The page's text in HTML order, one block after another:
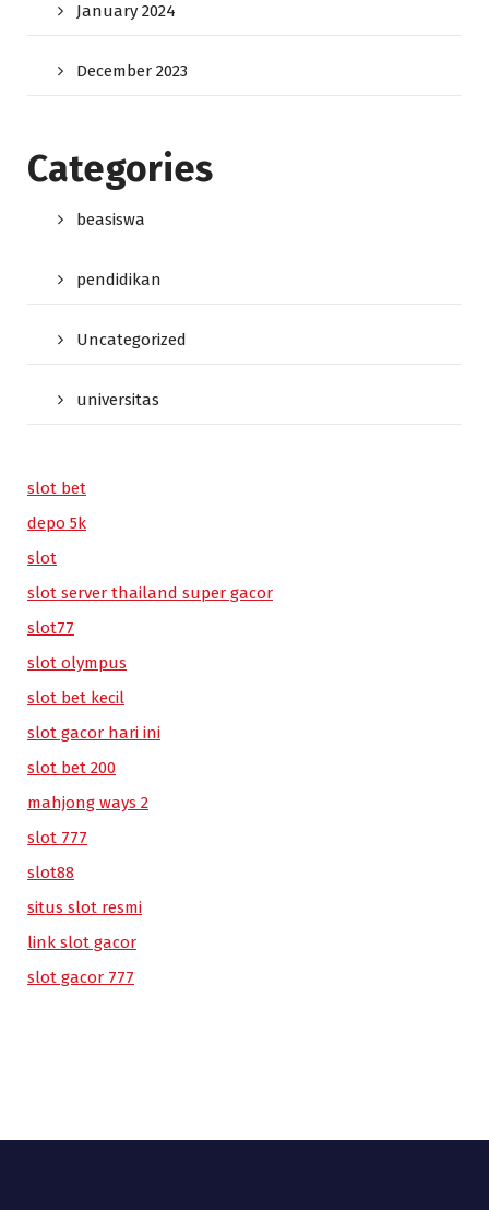
January 2024
December 2023
Categories
beasiswa
pendidikan
Uncategorized
universitas
slot bet
depo 5k
slot
slot server thailand super gacor
slot77
slot olympus
slot bet kecil
slot gacor hari ini
slot bet 200
mahjong ways 2
slot 777
slot88
situs slot resmi
link slot gacor
slot gacor 777